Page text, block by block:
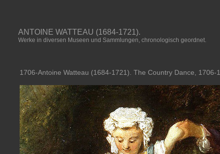
ANTOINE WATTEAU (1684-1721).
Werke in diversen Museen und Sammlungen, chronologisch geordnet.
1706-Antoine Watteau (1684-1721). The Country Dance,